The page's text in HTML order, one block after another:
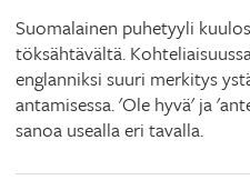
Suomalainen puhetyyli
töksähtävältä.
englanniksi suuri merkitys
antamisessa. 'Ole hyvä' ja
sanoa usealla eri tavalla.